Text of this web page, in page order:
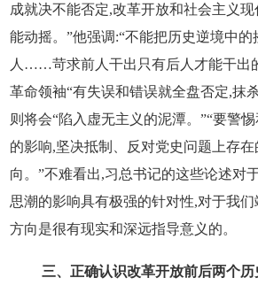
成就决不能否定,改革开放和社会主义
能动摇。”他强调:“不能把历史逆境中
人……苛求前人干出只有后人才能干出
革命领袖“有失误和错误就全盘否定,抹
则将会“陷入虚无主义的泥潭。”“要警
的影响,坚决抵制、反对党史问题上存
向。”不难看出,习总书记的这些论述对
思潮的影响具有极强的针对性,对于我
方向是很有现实和深远指导意义的。
三、正确认识改革开放前后两个